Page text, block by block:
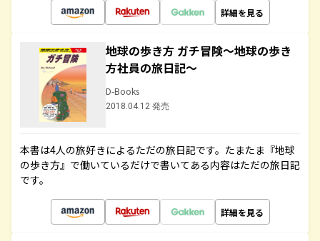
詳細を見る
地球の歩き方 ガチ冒険～地球の歩き
方社員の旅日記～
D-Books
2018.04.12 発売
本書は4人の旅好きによるただの旅日記です。たまたま『地球
の歩き方』で働いているだけで書いてある内容はただの旅日記
です。
詳細を見る